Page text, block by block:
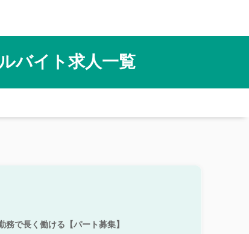
バイト求人一覧
で長く働ける【パート募集】